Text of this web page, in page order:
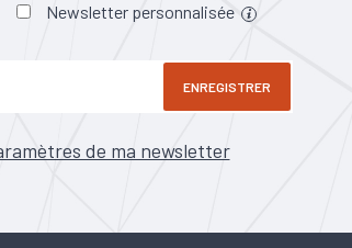
Newsletter personnalisée
ENREGISTRER
de ma newsletter